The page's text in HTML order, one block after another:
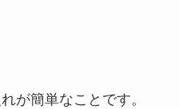
が簡単なこと です。